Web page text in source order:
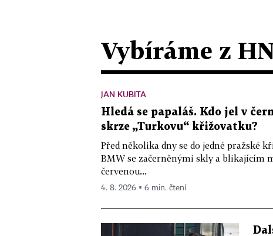
Vybíráme z
JAN KUBITA
Hledá se papaláš. Kdo jel v
skrze „Turkovu“ křižovatku?
Před několika dny se do jedné pražské
BMW se začerněnými skly a blikajícím
červenou...
4. 8. 2026 ▪ 6 min. čtení